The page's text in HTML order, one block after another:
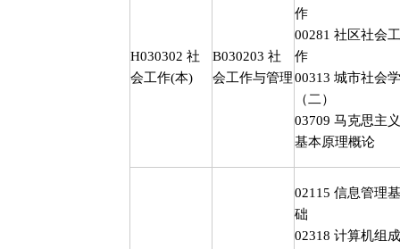
H030302 社
会工作(本)
B030203 社
会工作与管理
作
00281 社区社会工
作
00313 城市社会学
（二）
03709 马克思主义
基本原理概论
02115 信息管理基
础
02318 计算机组成